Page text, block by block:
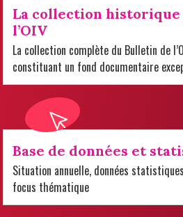
La collection
l’OIV
La collection complète du Bulletin de
constituant un fond documentaire
Base de données et
Situation annuelle, données
focus thématique